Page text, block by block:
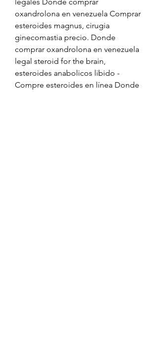
oxandrolona en venezuela Comprar
esteroides magnus, cirugia
ginecomastia precio. Donde
comprar oxandrolona en venezuela
legal steroid for the brain,
esteroides anabolicos libido -
Compre esteroides en línea Donde